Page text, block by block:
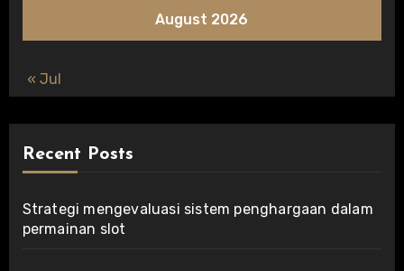
August 2026
« Jul
Recent Posts
Strategi mengevaluasi sistem penghargaan dalam
permainan slot